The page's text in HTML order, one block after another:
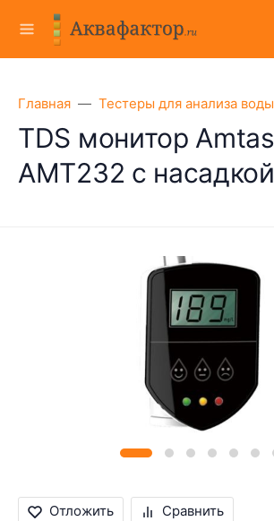
Главная Тестеры для анализа
TDS монитор
AMT232 с
Отложить Сравнить